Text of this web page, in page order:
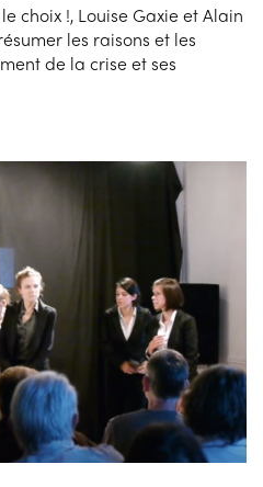
choix !, Louise Gaxie et Alain
les raisons et les
de la crise et ses